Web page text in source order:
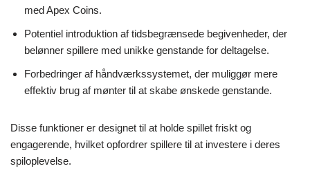
med Apex Coins.
Potentiel introduktion af tidsbegrænsede begivenheder, der
belønner spillere med unikke genstande for deltagelse.
Forbedringer af håndværkssystemet, der muliggør mere
effektiv brug af mønter til at skabe ønskede genstande.
Disse funktioner er designet til at holde spillet friskt og
engagerende, hvilket opfordrer spillere til at investere i deres
spiloplevelse.